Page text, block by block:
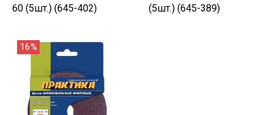
60 (5шт.) (645-402)
(5шт.) (645-389)
16%